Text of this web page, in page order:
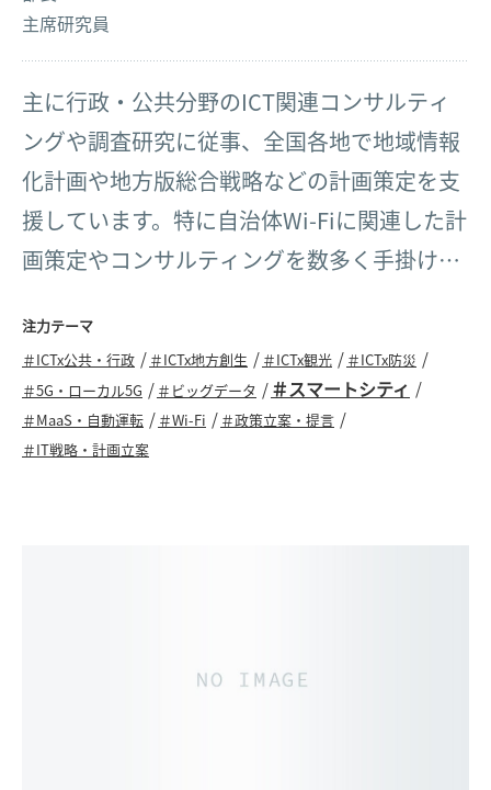
主席研究員
主に行政・公共分野のICT関連コンサルティ
ングや調査研究に従事、全国各地で地域情報
化計画や地方版総合戦略などの計画策定を支
援しています。特に自治体Wi-Fiに関連した計
画策定やコンサルティングを数多く手掛け、
市など多くのWi-Fi計画立案に参画してきまし
た。また、Wi-Fiや携帯電話から取得されるビ
ッグデータを活用した地域や観光の現状分析
や提言も行っています。
注力テーマ
＃ICTx公共・行政
＃ICTx地方創生 ＃ICTx観光
＃ICTx防災
＃5G・ローカル5G
＃ビッグデータ ＃スマートシティ
＃MaaS・自動運転 ＃Wi-Fi
＃政策立案・提言
＃IT戦略・計画立案